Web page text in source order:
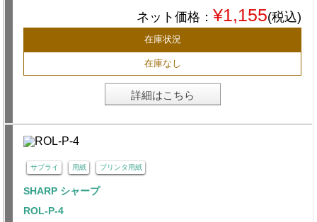
ネット価格： ¥1,155(税込)
在庫状況
在庫なし
詳細はこちら
サプライ 用紙 プリンタ用紙
SHARP シャープ
ROL-P-4